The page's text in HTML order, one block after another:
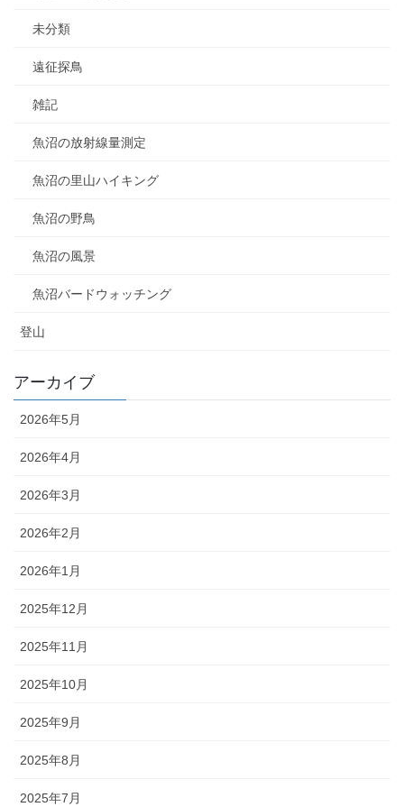
未分類
遠征探鳥
雑記
魚沼の放射線量測定
魚沼の里山ハイキング
魚沼の野鳥
魚沼の風景
魚沼バードウォッチング
登山
アーカイブ
2026年5月
2026年4月
2026年3月
2026年2月
2026年1月
2025年12月
2025年11月
2025年10月
2025年9月
2025年8月
2025年7月